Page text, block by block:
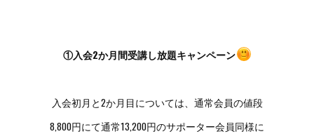
①入会2か月間受講し放題キャンペーン
入会初月と2か月目については、通常会員の値段
8,800円にて通常13,200円のサポーター会員同様に